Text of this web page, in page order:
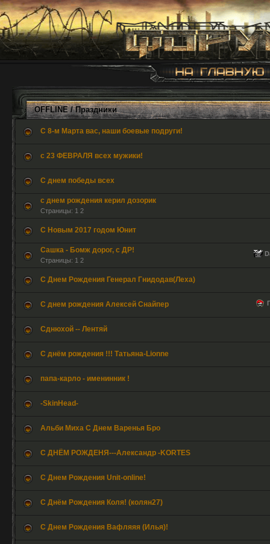
OFFLINE/ Праздники
С 8-м Марта вас, наши боевые подруги!
с 23 ФЕВРАЛЯ всех мужики!
С днем победы всех
с днем рождения керил дозорик
Страницы: 1 2
С Новым 2017 годом Юнит
Сашка - Бомж дорог, с ДР!
Страницы: 1 2
С Днем Рождения Генерал Гнидодав(Леха)
С днем рождения Алексей Снайпер
Сднюхой -- Лентяй
С днём рождения !!! Татьяна-Lionne
папа-карло - именинник !
-SkinHead-
Альби Миха С Днем Варенья Бро
С ДНЁМ РОЖДЕНЯ---Александр -KORTES
С Днем Рождения Unit-online!
С Днём Рождения Коля! (колян27)
С Днем Рождения Вафляяя (Илья)!